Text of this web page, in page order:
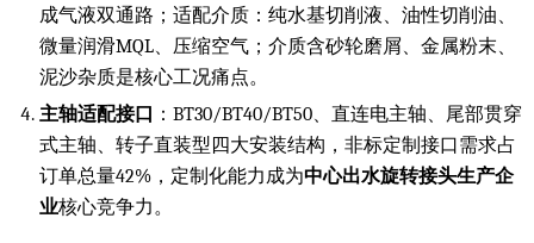
成气液双通路；适配介质：纯水基切削液、油性切削油、
微量润滑MQL、压缩空气；介质含砂轮磨屑、金属粉末、
泥沙杂质是核心工况痛点。
主轴适配接口
：BT30/BT40/BT50、直连电主轴、尾部贯穿
式主轴、转子直装型四大安装结构，非标定制接口需求占
订单总量42%，定制化能力成为中心出水旋转接头生产企
业核心竞争力。